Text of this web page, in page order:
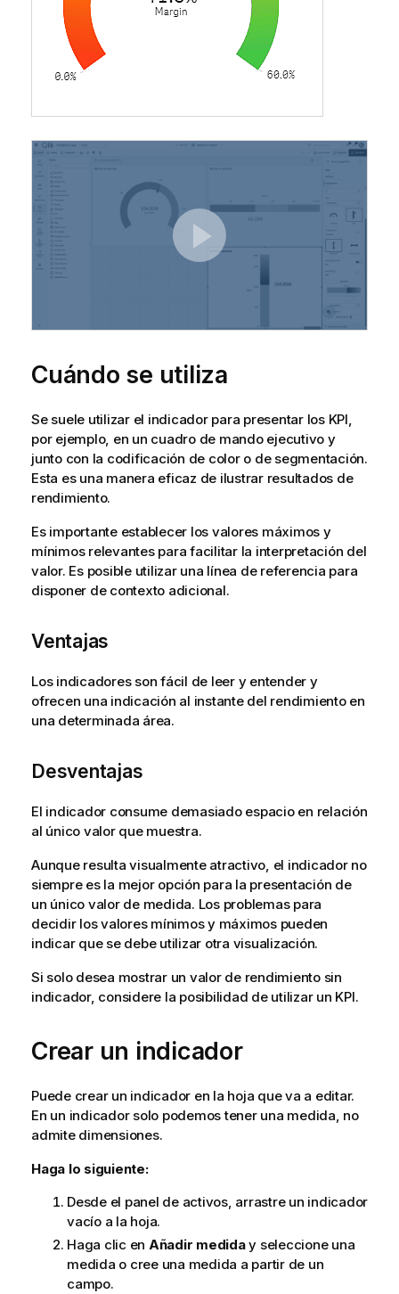
Cuándo se utiliza
Se suele utilizar el indicador para presentar los KPI,
por ejemplo, en un cuadro de mando ejecutivo y
junto con la codificación de color o de segmentación.
Esta es una manera eficaz de ilustrar resultados de
rendimiento.
Es importante establecer los valores máximos y
mínimos relevantes para facilitar la interpretación del
valor. Es posible utilizar una línea de referencia para
disponer de contexto adicional.
Ventajas
Los indicadores son fácil de leer y entender y
ofrecen una indicación al instante del rendimiento en
una determinada área.
Desventajas
El indicador consume demasiado espacio en relación
al único valor que muestra.
Aunque resulta visualmente atractivo, el indicador no
siempre es la mejor opción para la presentación de
un único valor de medida. Los problemas para
decidir los valores mínimos y máximos pueden
indicar que se debe utilizar otra visualización.
Si solo desea mostrar un valor de rendimiento sin
indicador, considere la posibilidad de utilizar un KPI.
Crear un indicador
Puede crear un indicador en la hoja que va a editar.
En un indicador solo podemos tener una medida, no
admite dimensiones.
Haga lo siguiente:
Desde el panel de activos, arrastre un indicador
vacío a la hoja.
Haga clic en Añadir mediday seleccione una
medida o cree una medida a partir de un
campo.